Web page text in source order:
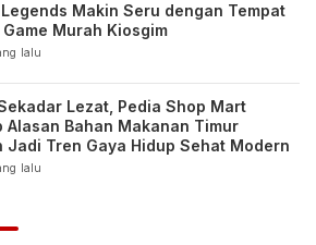
Makin Seru dengan Tempat
Game Murah Kiosgim
lalu
Lezat, Pedia Shop Mart
Alasan Bahan Makanan Timur
Jadi Tren Gaya Hidup Sehat Modern
lalu